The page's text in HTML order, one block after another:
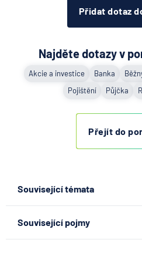
Přidat dotaz
Najděte dotazy v
Akcie a investice Banka
Pojištění
Půjčka
Přejít do
Související témata
Související pojmy